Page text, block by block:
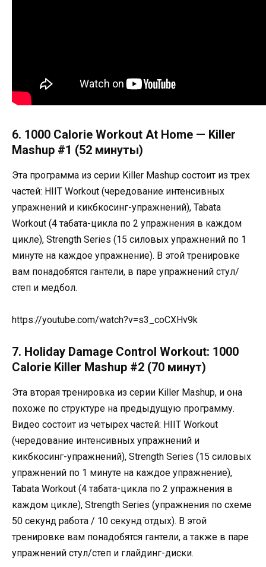
6. 1000 Calorie Workout At Home — Killer
Mashup #1 (52 минуты)
Эта программа из серии Killer Mashup состоит из трех
частей: HIIT Workout (чередование интенсивных
упражнений и кикбкосинг-упражнений), Tabata
Workout (4 табата-цикла по 2 упражнения в каждом
цикле), Strength Series (15 силовых упражнений по 1
минуте на каждое упражнение). В этой тренировке
вам понадобятся гантели, в паре упражнений стул/
степ и медбол.
https://youtube.com/watch?v=s3_coCXHv9k
7. Holiday Damage Control Workout: 1000
Calorie Killer Mashup #2 (70 минут)
Эта вторая тренировка из серии Killer Mashup, и она
похоже по структуре на предыдущую программу.
Видео состоит из четырех частей: HIIT Workout
(чередование интенсивных упражнений и
кикбкосинг-упражнений), Strength Series (15 силовых
упражнений по 1 минуте на каждое упражнение),
Tabata Workout (4 табата-цикла по 2 упражнения в
каждом цикле), Strength Series (упражнения по схеме
50 секунд работа / 10 секунд отдых). В этой
тренировке вам понадобятся гантели, а также в паре
упражнений стул/степ и глайдинг-диски.